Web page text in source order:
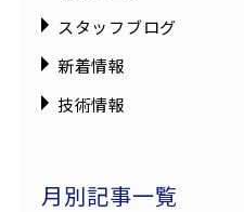
スタッフブログ
新着情報
技術情報
月別記事一覧